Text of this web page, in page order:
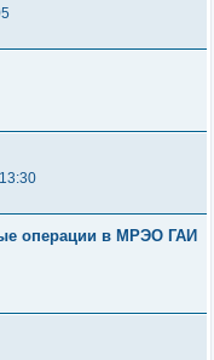
операции в МРЭО ГАИ